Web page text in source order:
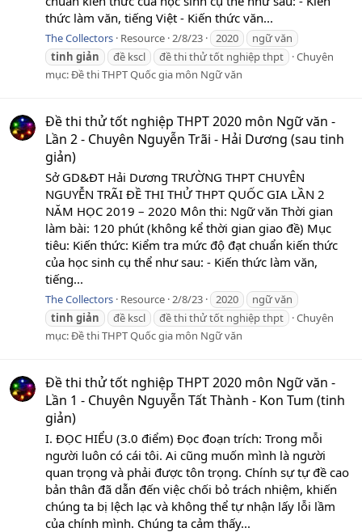
thức làm văn, tiếng Việt - Kiến thức văn...
The Collectors Resource 2/8/23 2020
ngữ văn
tinh giản đề kscl đề thi thử tốt nghiệp thpt
Chuyên
mục:Đề thi THPT Quốc gia môn Ngữ văn
Đề thi thử tốt nghiệp THPT 2020 môn Ngữ văn -
Lần 2 - Chuyên Nguyễn Trãi - Hải Dương (sau tinh
giản)
Sở GD&ĐT Hải Dương TRƯỜNG THPT CHUYÊN
NGUYỄN TRÃI ĐỀ THI THỬ THPT QUỐC GIA LẦN 2
NĂM HỌC 2019 – 2020 Môn thi: Ngữ văn Thời gian
làm bài: 120 phút (không kể thời gian giao đề) Mục
tiêu: Kiến thức: Kiểm tra mức độ đạt chuẩn kiến thức
của học sinh cụ thể như sau: - Kiến thức làm văn,
tiếng...
The Collectors Resource 2/8/23 2020
ngữ văn
tinh giản đề kscl đề thi thử tốt nghiệp thpt
Chuyên
mục:Đề thi THPT Quốc gia môn Ngữ văn
Đề thi thử tốt nghiệp THPT 2020 môn Ngữ văn -
Lần 1 - Chuyên Nguyễn Tất Thành - Kon Tum (tinh
giản)
I. ĐỌC HIỂU (3.0 điểm) Đọc đoạn trích: Trong mỗi
người luôn có cái tôi. Ai cũng muốn mình là người
quan trọng và phải được tôn trọng. Chính sự tự đề cao
bản thân đã dẫn đến việc chối bỏ trách nhiệm, khiến
chúng ta bị lệch lạc và không thể tự nhận lấy lỗi lầm
của chính mình. Chúng ta cảm thấy...